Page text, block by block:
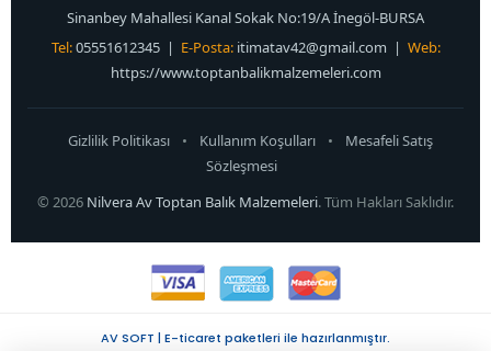
Sinanbey Mahallesi Kanal Sokak No:19/A İnegöl-BURSA
Tel:05551612345 | E-Posta: itimatav42@gmail.com | Web:
https://www.toptanbalikmalzemeleri.com
Gizlilik Politikası • Kullanım Koşulları •
Mesafeli Satış
Sözleşmesi
© 2026 Nilvera Av Toptan Balık Malzemeleri. Tüm Hakları Saklıdır.
AV SOFT | E-ticaret paketleri ile hazırlanmıştır.